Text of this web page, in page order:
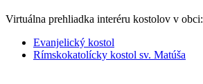
Virtuálna prehliadka interéru kostolov v obci:
Evanjelický kostol
Rímskokatolícky kostol sv. Matúša